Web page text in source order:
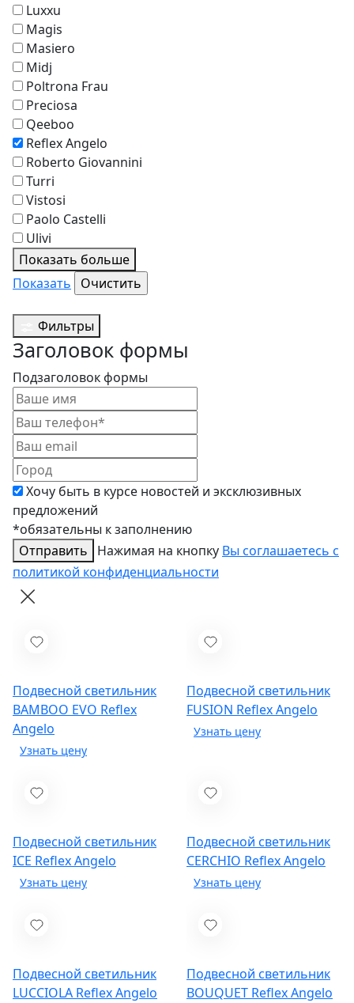
Luxxu
Magis
Masiero
Midj
Poltrona Frau
Preciosa
Qeeboo
Reflex Angelo
Roberto Giovannini
Turri
Vistosi
Paolo Castelli
Ulivi
Показать больше
Показать
Фильтры
Заголовок формы
Подзаголовок формы
Хочу быть в курсе новостей и эксклюзивных
предложений
*обязательны к заполнению
Отправить
Нажимая на кнопку Вы соглашаетесь с
политикой конфиденциальности
Подвесной светильник
BAMBOO EVO Reflex
Angelo
Подвесной светильник
FUSION Reflex Angelo
Подвесной светильник
ICE Reflex Angelo
Подвесной светильник
CERCHIO Reflex Angelo
Подвесной светильник
LUCCIOLA Reflex Angelo
Подвесной светильник
BOUQUET Reflex Angelo